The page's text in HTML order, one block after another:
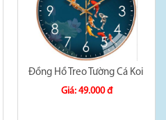
Đồng Hồ Treo Tường Cá Koi
Giá: 49.000 đ